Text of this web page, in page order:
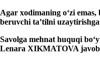
Agar хodimaning oʻzi emas,
beruvchi ta’tilni
Savolga mehnat huquqi
Lenara XIKMATOVA